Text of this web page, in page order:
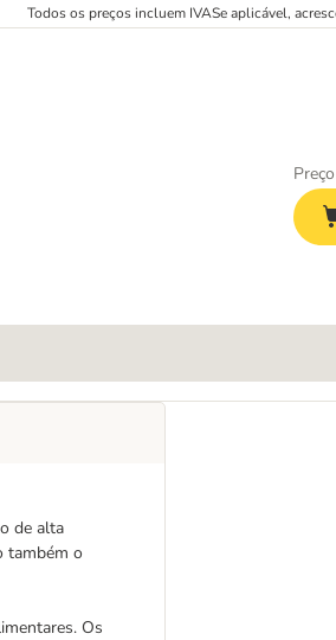
Todos os preços incluem IVASe aplicável,
de alta
também o
Os